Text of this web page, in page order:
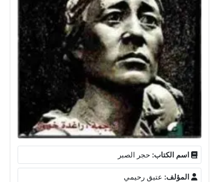
اسم الكتاب: حجر الصبر
المؤلف: عتيق رحيمي